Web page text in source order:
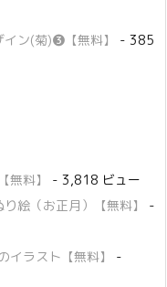
ン(菊)❸【無料】
- 385
無料】
- 3,818 ビュー
絵（お正月）【無料】
-
イラスト【無料】
-